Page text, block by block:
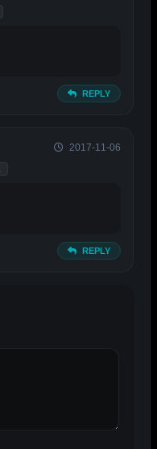
REPLY
2017-11-06
REPLY